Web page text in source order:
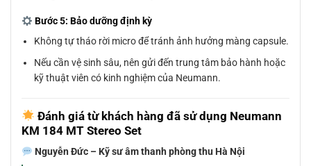
Bước 5: Bảo dưỡng định kỳ
Không tự tháo rời micro để tránh ảnh hưởng màng capsule.
Nếu cần vệ sinh sâu, nên gửi đến trung tâm bảo hành hoặc
kỹ thuật viên có kinh nghiệm của Neumann.
Đánh giá từ khách hàng đã sử dụng Neumann
KM 184 MT Stereo Set
Nguyễn Đức – Kỹ sư âm thanh phòng thu Hà Nội